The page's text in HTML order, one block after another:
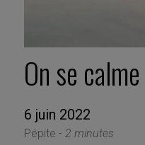
On se
6 juin 2022
Pépite - 2 minutes